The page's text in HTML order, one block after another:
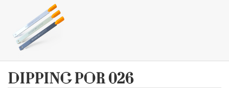
DIPPING POR 026